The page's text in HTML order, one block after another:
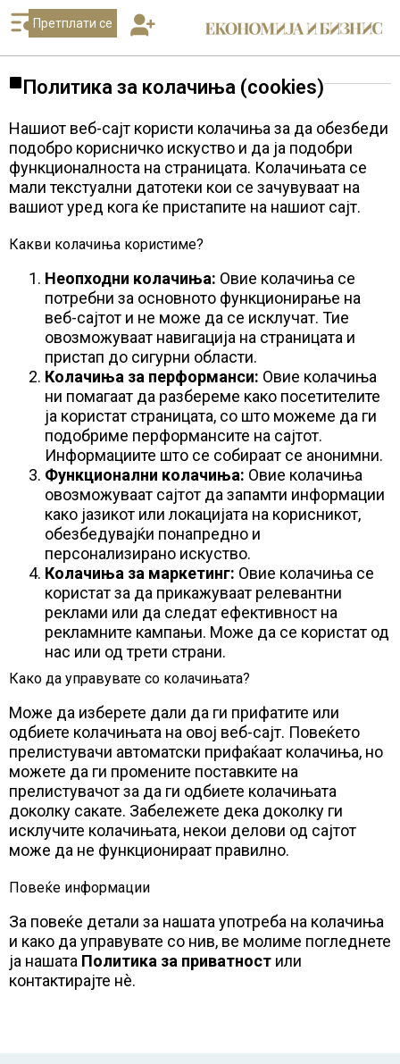
Претплати се
Политика за колачиња (cookies)
Нашиот веб-сајт користи колачиња за да обезбеди
подобро корисничко искуство и да ја подобри
функционалноста на страницата. Колачињата се
мали текстуални датотеки кои се зачувуваат на
вашиот уред кога ќе пристапите на нашиот сајт.
Какви колачиња користиме?
Неопходни колачиња: Овие колачиња се
потребни за основното функционирање на
веб-сајтот и не може да се исклучат. Тие
овозможуваат навигација на страницата и
пристап до сигурни области.
Колачиња за перформанси: Овие колачиња
ни помагаат да разбереме како посетителите
ја користат страницата, со што можеме да ги
подобриме перформансите на сајтот.
Информациите што се собираат се анонимни.
Функционални колачиња: Овие колачиња
овозможуваат сајтот да запамти информации
како јазикот или локацијата на корисникот,
обезбедувајќи понапредно и
персонализирано искуство.
Колачиња за маркетинг: Овие колачиња се
користат за да прикажуваат релевантни
реклами или да следат ефективност на
рекламните кампањи. Може да се користат од
нас или од трети страни.
Како да управувате со колачињата?
Може да изберете дали да ги прифатите или
одбиете колачињата на овој веб-сајт. Повеќето
прелистувачи автоматски прифаќаат колачиња, но
можете да ги промените поставките на
прелистувачот за да ги одбиете колачињата
доколку сакате. Забележете дека доколку ги
исклучите колачињата, некои делови од сајтот
може да не функционираат правилно.
Повеќе информации
За повеќе детали за нашата употреба на колачиња
и како да управувате со нив, ве молиме погледнете
ја нашата Политика за приватност или
контактирајте нè.